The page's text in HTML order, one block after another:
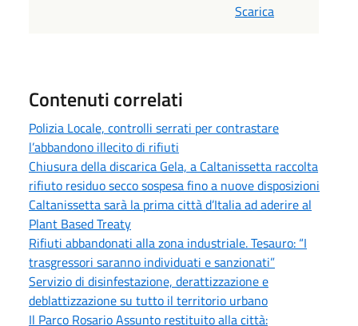
Scarica
Contenuti correlati
Polizia Locale, controlli serrati per contrastare
l’abbandono illecito di rifiuti
Chiusura della discarica Gela, a Caltanissetta raccolta
rifiuto residuo secco sospesa fino a nuove disposizioni
Caltanissetta sarà la prima città d’Italia ad aderire al
Plant Based Treaty
Rifiuti abbandonati alla zona industriale. Tesauro: “I
trasgressori saranno individuati e sanzionati”
Servizio di disinfestazione, derattizzazione e
deblattizzazione su tutto il territorio urbano
Il Parco Rosario Assunto restituito alla città: